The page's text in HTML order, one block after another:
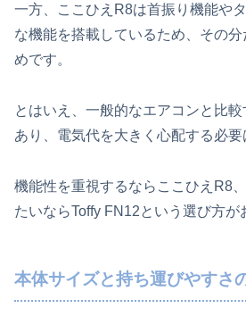
一方、ここひえR8は首振り機能や
な機能を搭載しているため、その
めです。
とはいえ、一般的なエアコンと比
あり、電気代を大きく心配する必要
機能性を重視するならここひえR8
たいならToffy FN12という選び方が
本体サイズと持ち運びやすさ